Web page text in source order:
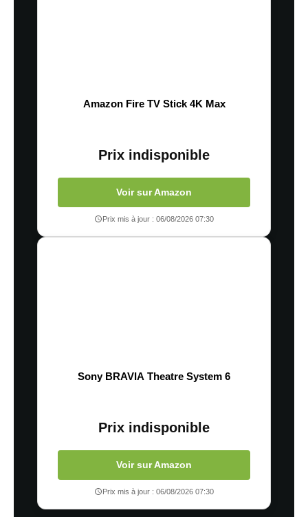
Amazon Fire TV Stick 4K Max
Prix indisponible
Voir sur Amazon
Prix mis à jour : 06/08/2026 07:30
Sony BRAVIA Theatre System 6
Prix indisponible
Voir sur Amazon
Prix mis à jour : 06/08/2026 07:30